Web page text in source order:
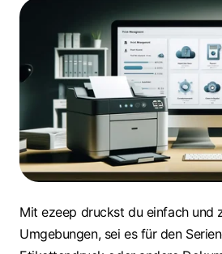
Mit ezeep druckst du einfach und
Umgebungen, sei es für den